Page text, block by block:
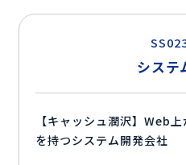
システ
【キャッシュ潤沢】Web
を持つシステム開発会社